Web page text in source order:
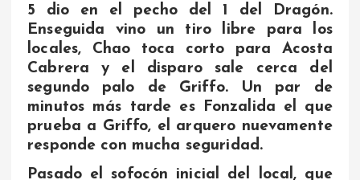
5 dio en el pecho del 1 del Dragón.
Enseguida vino un tiro libre para los
locales, Chao toca corto para Acosta
Cabrera y el disparo sale cerca del
segundo palo de Griffo. Un par de
minutos más tarde es Fonzalida el que
prueba a Griffo, el arquero nuevamente
responde con mucha seguridad.
Pasado el sofocón inicial del local, que